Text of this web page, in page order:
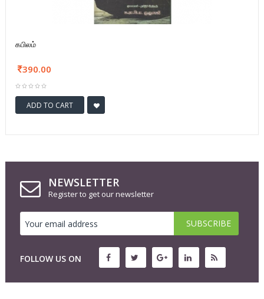
கபிலம்
390.00
ADD TO CART
NEWSLETTER
Register to get our newsletter
FOLLOW US ON